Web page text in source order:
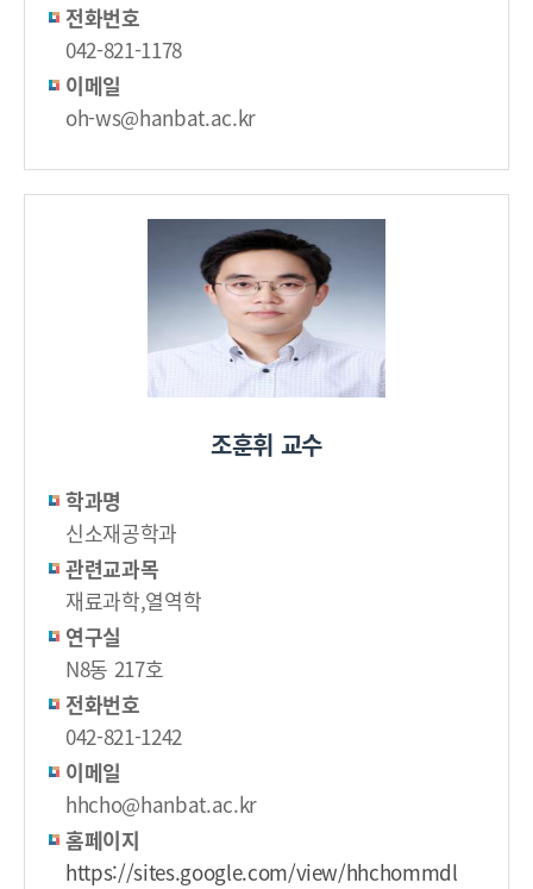
전화번호
042-821-1178
이메일
oh-ws@hanbat.ac.kr
조훈휘 교수
학과명
신소재공학과
관련교과목
재료과학,열역학
연구실
N8동 217호
전화번호
042-821-1242
이메일
hhcho@hanbat.ac.kr
홈페이지
https://sites.google.com/view/hhchommdl